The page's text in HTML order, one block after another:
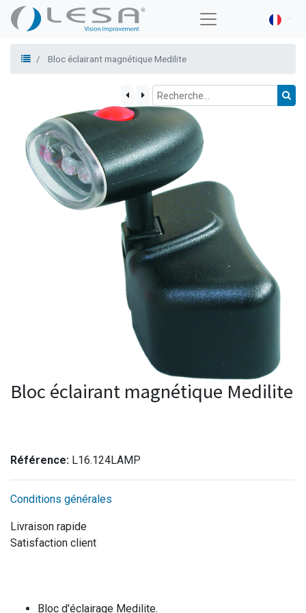
Bloc éclairant magnétique Medilite
Bloc éclairant magnétique Medilite
Référence: L16.124LAMP
Conditions générales
Livraison rapide
Satisfaction client
Bloc d'éclairage Medilite.